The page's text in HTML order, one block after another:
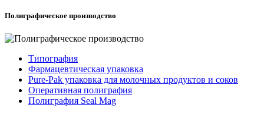
Полиграфическое производство
Типография
Фармацевтическая упаковка
Pure-Pak упаковка для молочных продуктов и соков
Оперативная полиграфия
Полиграфия Seal Mag